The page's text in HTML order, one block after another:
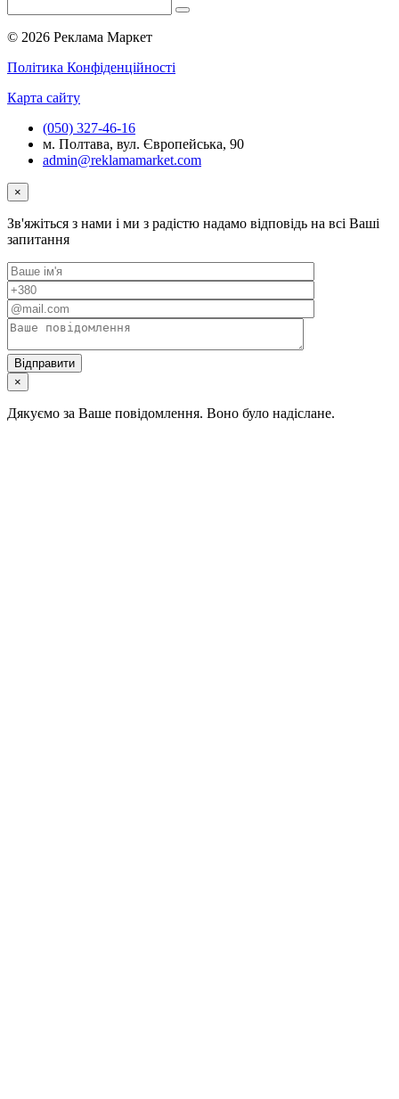
© 2026 Реклама Маркет
Політика Конфіденційності
Карта сайту
(050) 327-46-16
м. Полтава, вул. Європейська, 90
admin@reklamamarket.com
×
Зв'яжіться з нами і ми з радістю надамо відповідь на всі Ваші
запитання
×
Дякуємо за Ваше повідомлення. Воно було надіслане.